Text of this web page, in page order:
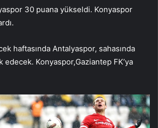
30 puana yükseldi. Konyaspor
haftasında Antalyaspor, sahasında
edecek. Konyaspor,Gaziantep FK’ya